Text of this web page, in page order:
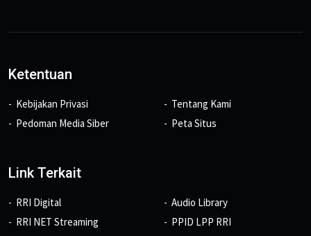
Ketentuan
Kebijakan Privasi
Pedoman Media Siber
Tentang Kami
Peta Situs
Link Terkait
RRI Digital
RRI NET Streaming
Audio Library
PPID LPP RRI